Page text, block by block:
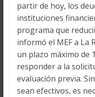
partir de hoy, los
instituciones
programa que
informó el MEF a La
un plazo máximo de
responder a la
evaluación previa.
sean efectivos, es